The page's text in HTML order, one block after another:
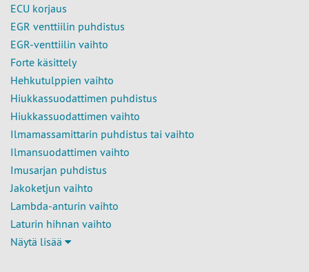
ECU korjaus
EGR venttiilin puhdistus
EGR-venttiilin vaihto
Forte käsittely
Hehkutulppien vaihto
Hiukkassuodattimen puhdistus
Hiukkassuodattimen vaihto
Ilmamassamittarin puhdistus tai vaihto
Ilmansuodattimen vaihto
Imusarjan puhdistus
Jakoketjun vaihto
Lambda-anturin vaihto
Laturin hihnan vaihto
Näytä lisää